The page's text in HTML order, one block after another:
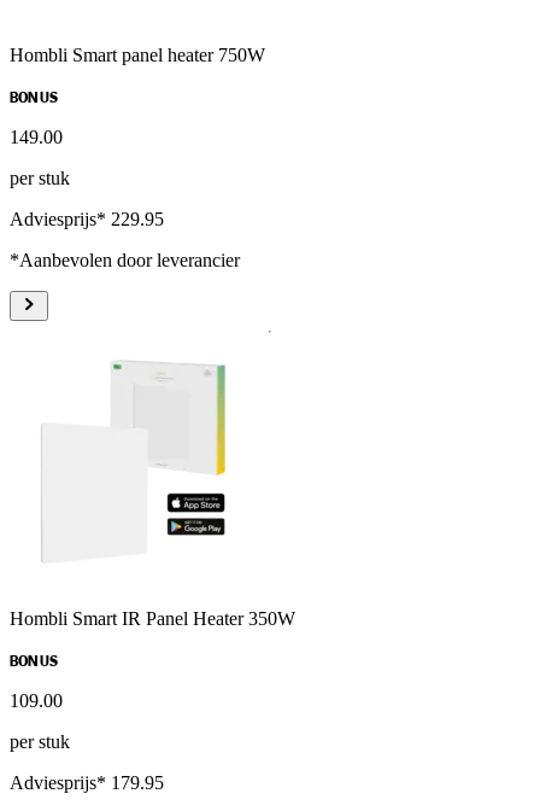
Hombli Smart panel heater 750W
BONUS
149.00
per stuk
Adviesprijs* 229.95
*Aanbevolen door leverancier
Hombli Smart IR Panel Heater 350W
BONUS
109.00
per stuk
Adviesprijs* 179.95